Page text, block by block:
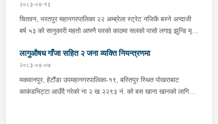
अवस्थामा फेला परेको । यस घटना सम्बन्धमा थप अनुसन्धान कार्य भईरहेको
छ ।
२०८३-०४-१३
चितवन, भरतपुर महानगरपालिका २२ अम्ब्रेला स्ट्रेट नजिकै बस्ने अन्दाजी
बर्ष ५३ को सानुकारी महतो आफ्नै घरको काठमा सलको पासो लगाइ झुन्डि मृत्यु
सहित थप अनुसन्धान कार्य भइरहेको ।
लागुऔषध गाँजा सहित २ जना व्यक्ति नियन्त्रणमा
२०८३-०४-०७
मकवानपुर, हेटौंडा उपमहानगरपालिका-१९, बस्तिपुर स्थित पोखराबाट
काकंडभिट्टा आउँदै गरेको ना २ ख.२२९३ नं. को बस खाना खानको लागि